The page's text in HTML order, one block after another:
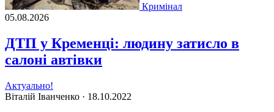
Кримінал
05.08.2026
ДТП у Кременці: людину затисло в
салоні автівки
Актуально!
Віталій Іванченко · 18.10.2022